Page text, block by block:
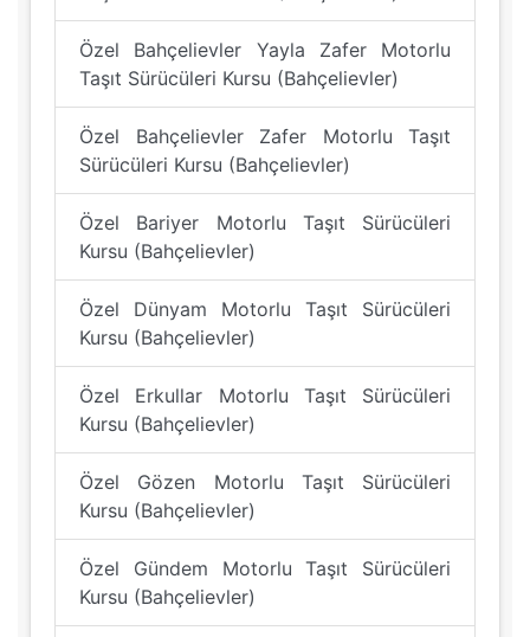
Özel Bahçelievler Yayla Zafer Motorlu
Taşıt Sürücüleri Kursu (Bahçelievler)
Özel Bahçelievler Zafer Motorlu Taşıt
Sürücüleri Kursu (Bahçelievler)
Özel Bariyer Motorlu Taşıt Sürücüleri
Kursu (Bahçelievler)
Özel Dünyam Motorlu Taşıt Sürücüleri
Kursu (Bahçelievler)
Özel Erkullar Motorlu Taşıt Sürücüleri
Kursu (Bahçelievler)
Özel Gözen Motorlu Taşıt Sürücüleri
Kursu (Bahçelievler)
Özel Gündem Motorlu Taşıt Sürücüleri
Kursu (Bahçelievler)